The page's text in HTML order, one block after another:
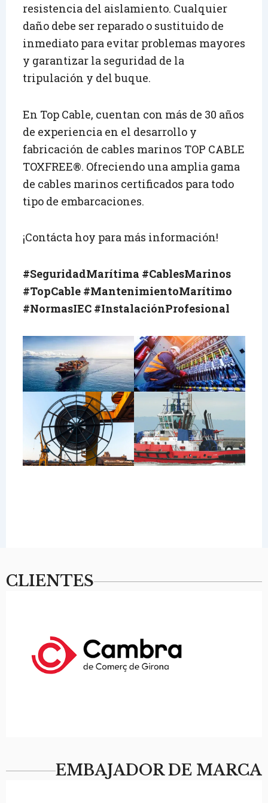
resistencia del aislamiento. Cualquier
daño debe ser reparado o sustituido de
inmediato para evitar problemas mayores
y garantizar la seguridad de la
tripulación y del buque.
En Top Cable, cuentan con más de 30 años
de experiencia en el desarrollo y
fabricación de cables marinos TOP CABLE
TOXFREE®. Ofreciendo una amplia gama
de cables marinos certificados para todo
tipo de embarcaciones.
¡Contácta hoy para más información!
#SeguridadMarítima #CablesMarinos
#TopCable #MantenimientoMarítimo
#NormasIEC #InstalaciónProfesional
CLIENTES
EMBAJADOR DE MARCA